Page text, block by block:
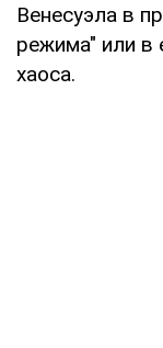
Венесуэла в
режима" или в
хаоса.